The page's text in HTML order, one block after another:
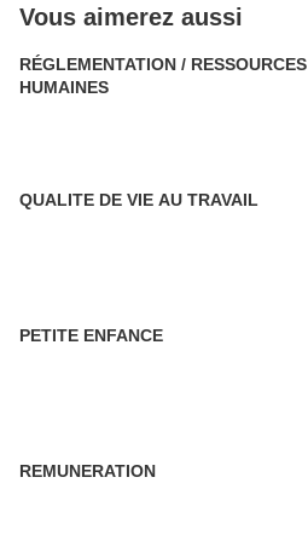
Vous aimerez aussi
RÉGLEMENTATION / RESSOURCES
HUMAINES
QUALITE DE VIE AU TRAVAIL
PETITE ENFANCE
REMUNERATION